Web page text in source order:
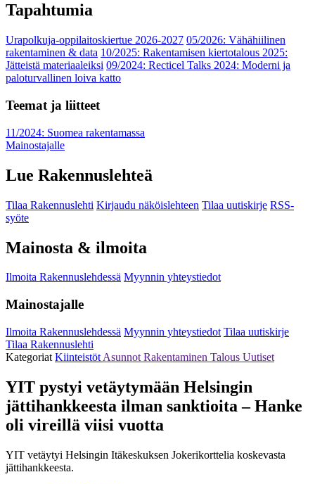
Tapahtumia
Urapolkuja-oppilaitoskiertue 2026-2027 05/2026: Vähähiilinen
rakentaminen & data 10/2025: Rakentamisen kiertotalous 2025:
Jätteistä materiaaleiksi 09/2024: Recticel Talks 2024: Moderni ja
paloturvallinen loiva katto
Teemat ja liitteet
11/2024: Suomea rakentamassa
Mainostajalle
Lue Rakennuslehteä
Tilaa Rakennuslehti Kirjaudu näköislehteen Tilaa uutiskirje RSS-
syöte
Mainosta & ilmoita
Ilmoita Rakennuslehdessä Myynnin yhteystiedot
Mainostajalle
Ilmoita Rakennuslehdessä Myynnin yhteystiedot Tilaa uutiskirje
Tilaa Rakennuslehti
Kategoriat Kiinteistöt Asunnot Rakentaminen Talous Uutiset
YIT pystyi vetäytymään Helsingin
jättihankkeesta ilman sanktioita – Hanke
oli vireillä viisi vuotta
YIT vetäytyi Helsingin Itäkeskuksen Jokerikorttelia koskevasta
jättihankkeesta.